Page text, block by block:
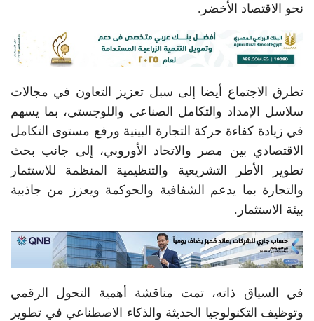
نحو الاقتصاد الأخضر.
تطرق الاجتماع أيضا إلى سبل تعزيز التعاون في مجالات
سلاسل الإمداد والتكامل الصناعي واللوجستي، بما يسهم
في زيادة كفاءة حركة التجارة البينية ورفع مستوى التكامل
الاقتصادي بين مصر والاتحاد الأوروبي، إلى جانب بحث
تطوير الأطر التشريعية والتنظيمية المنظمة للاستثمار
والتجارة بما يدعم الشفافية والحوكمة ويعزز من جاذبية
بيئة الاستثمار.
في السياق ذاته، تمت مناقشة أهمية التحول الرقمي
وتوظيف التكنولوجيا الحديثة والذكاء الاصطناعي في تطوير